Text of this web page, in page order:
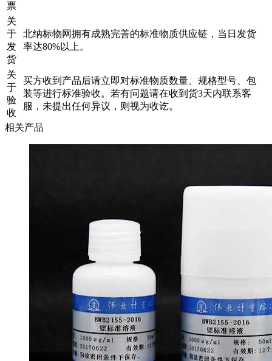
票
关
于
发
货
北纳标物网拥有成熟完善的标准物质供应链，当日发货
率达80%以上。
关
于
验
收
买方收到产品后请立即对标准物质数量、规格型号、包
装等进行标准验收。若有问题请在收到货3天内联系客
服，未提出任何异议，则视为收讫。
相关产品